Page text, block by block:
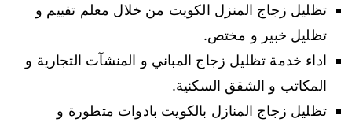
تظليل زجاج المنزل الكويت من خلال معلم تفييم و
تظليل خبير و مختص.
اداء خدمة تظليل زجاج المباني و المنشآت التجارية و
المكاتب و الشقق السكنية.
تظليل زجاج المنازل بالكويت بادوات متطورة و